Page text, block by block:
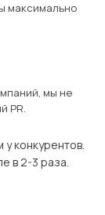
максимально
мы не
PR.
конкурентов.
в 2-3 раза.